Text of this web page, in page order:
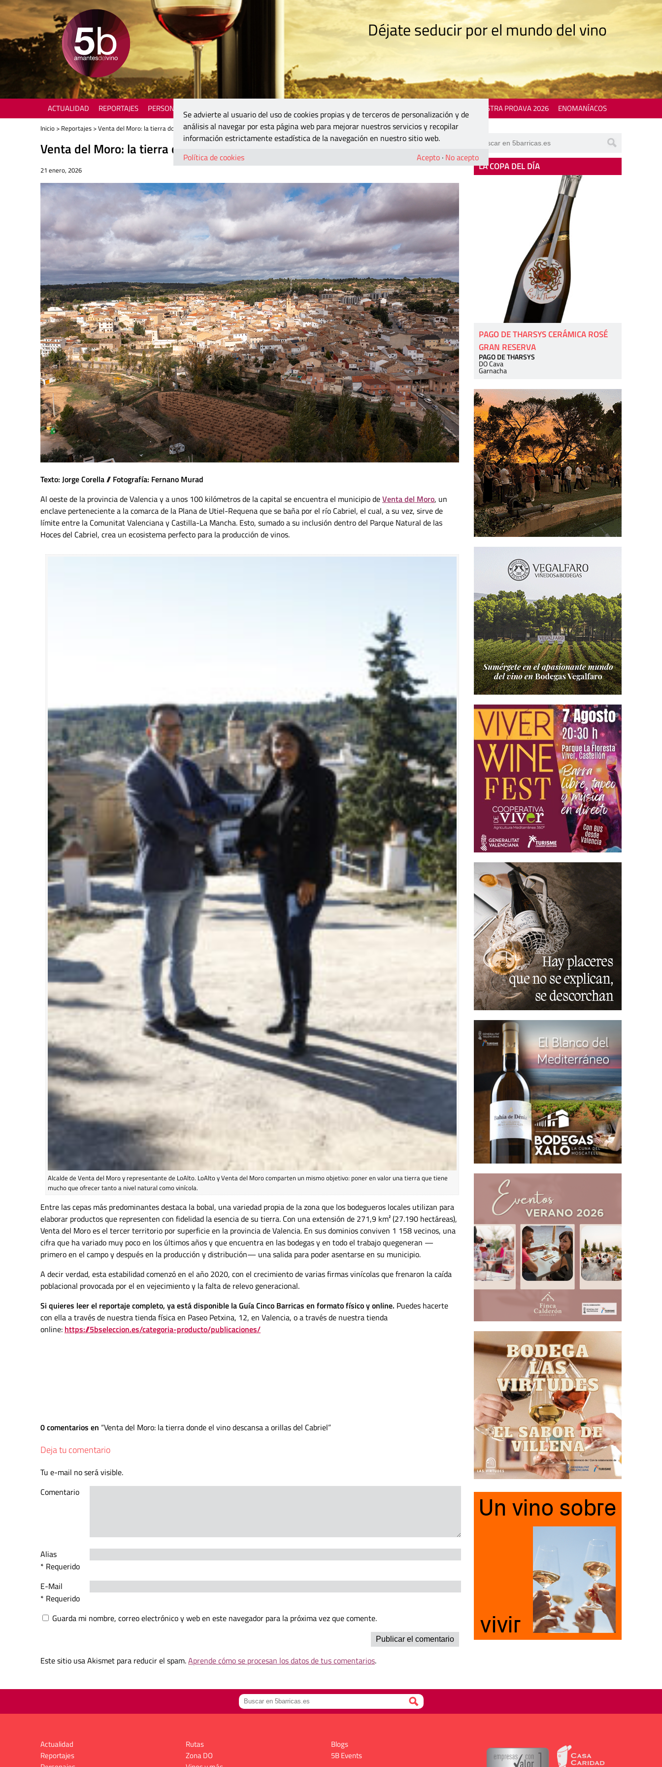
Déjate seducir por el mundo del vino
ACTUALIDAD REPORTAJES PERSONAJES MOSTRA PROAVA 2026 ENOMANÍACOS
Inicio > Reportajes > Venta del Moro: la tierra donde el vino descansa a orillas del Cabriel
Venta del Moro: la tierra donde el vino descansa a orillas del Cabriel
21 enero, 2026
Texto: Jorge Corella // Fotografía: Fernano Murad
Al oeste de la provincia de Valencia y a unos 100 kilómetros de la capital se encuentra el municipio deVenta del Moro, un
enclave perteneciente a la comarca de la Plana de Utiel-Requena que se baña por el río Cabriel, el cual, a su vez, sirve de
límite entre la Comunitat Valenciana y Castilla-La Mancha. Esto, sumado a su inclusión dentro del Parque Natural de las
Hoces del Cabriel, crea un ecosistema perfecto para la producción de vinos.
Alcalde de Venta del Moro y representante de LoAlto. LoAlto y Venta del Moro comparten un mismo objetivo: poner en valor una tierra que tiene
mucho que ofrecer tanto a nivel natural como vinícola.
Entre las cepas más predominantes destaca la bobal, una variedad propia de la zona que los bodegueros locales utilizan para
elaborar productos que representen con fidelidad la esencia de su tierra. Con una extensión de 271,9 km² (27.190 hectáreas),
Venta del Moro es el tercer territorio por superficie en la provincia de Valencia. En sus dominios conviven 1 158 vecinos, una
cifra que ha variado muy poco en los últimos años y que encuentra en las bodegas y en todo el trabajo quegeneran —
primero en el campo y después en la producción y distribución— una salida para poder asentarse en su municipio.
A decir verdad, esta estabilidad comenzó en el año 2020, con el crecimiento de varias firmas vinícolas que frenaron la caída
poblacional provocada por el en vejecimiento y la falta de relevo generacional.
Si quieres leer el reportaje completo, ya está disponible la Guía Cinco Barricas en formato físico y online. Puedes hacerte
con ella a través de nuestra tienda física en Paseo Petxina, 12, en Valencia, o a través de nuestra tienda
online: https://5bseleccion.es/categoria-producto/publicaciones/
0 comentarios en Venta del Moro: la tierra donde el vino descansa a orillas del Cabriel
Deja tu comentario
Tu e-mail no será visible.
Comentario
Alias
* Requerido
E-Mail
* Requerido
Guarda mi nombre, correo electrónico y web en este navegador para la próxima vez que comente.
Este sitio usa Akismet para reducir el spam.Aprende cómo se procesan los datos de tus comentarios.
LA COPA DEL DÍA
PAGO DE THARSYS CERÁMICA ROSÉ
GRAN RESERVA
PAGO DE THARSYS
DO Cava
Garnacha
Actualidad
Reportajes
Rutas
Zona DO
Blogs
5B Events
Se advierte al usuario del uso de cookies propias y de terceros de personalización y de
análisis al navegar por esta página web para mejorar nuestros servicios y recopilar
información estrictamente estadística de la navegación en nuestro sitio web.
Política de cookies
Acepto · No acepto